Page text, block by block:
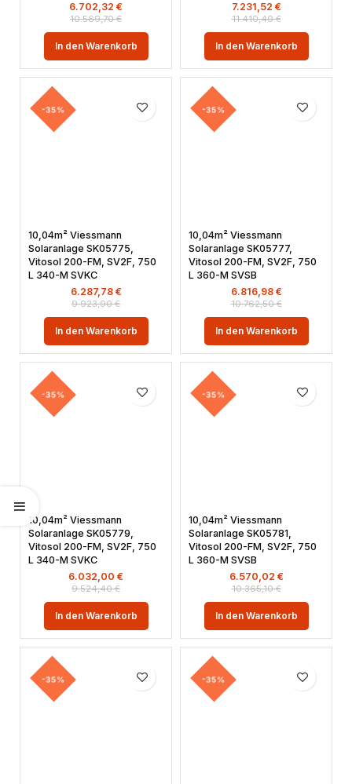
10.569,70€
6.702,32 €
In den Warenkorb
11.410,40€
7.231,52 €
In den Warenkorb
-35%
10,04m² Viessmann
Solaranlage SK05775,
Vitosol 200-FM, SV2F, 750
L 340-M SVKC
9.923,90€
6.287,78 €
In den Warenkorb
-35%
10,04m² Viessmann
Solaranlage SK05777,
Vitosol 200-FM, SV2F, 750
L 360-M SVSB
10.762,50€
6.816,98 €
In den Warenkorb
-35%
10,04m² Viessmann
Solaranlage SK05779,
Vitosol 200-FM, SV2F, 750
L 340-M SVKC
9.524,40€
6.032,00 €
In den Warenkorb
-35%
10,04m² Viessmann
Solaranlage SK05781,
Vitosol 200-FM, SV2F, 750
L 360-M SVSB
10.365,10€
6.570,02 €
In den Warenkorb
-35% -35%